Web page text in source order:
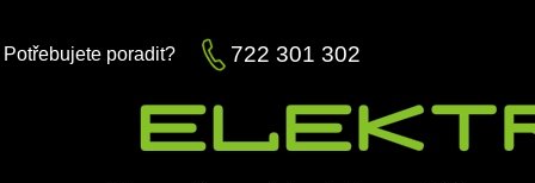
Potřebujete poradit? 722 301 302